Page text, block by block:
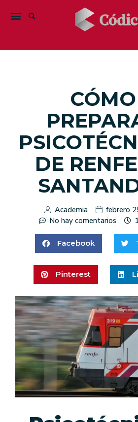
CÓMO
DE
Academia
febrero
No hay comentarios
Facebook
Pinterest